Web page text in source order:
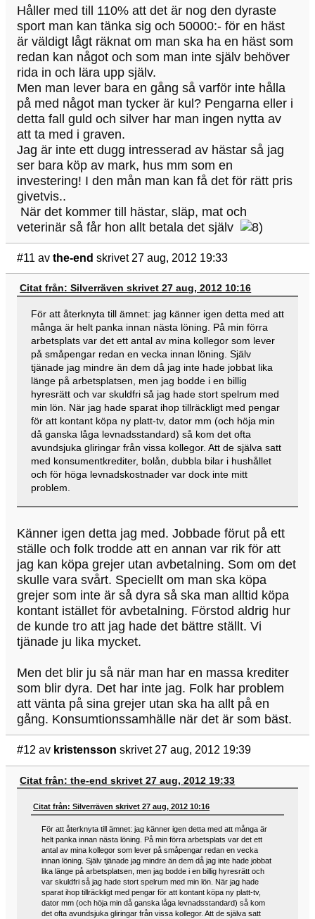
Håller med till 110% att det är nog den dyraste
sport man kan tänka sig och 50000:- för en häst
är väldigt lågt räknat om man ska ha en häst som
redan kan något och som man inte själv behöver
rida in och lära upp själv.
Men man lever bara en gång så varför inte hålla
på med något man tycker är kul? Pengarna eller i
detta fall guld och silver har man ingen nytta av
att ta med i graven.
Jag är inte ett dugg intresserad av hästar så jag
ser bara köp av mark, hus mm som en
investering! I den mån man kan få det för rätt pris
givetvis..
När det kommer till hästar, släp, mat och
veterinär så får hon allt betala det själv
#11 av the-end skrivet 27 aug, 2012 19:33
Citat från: Silverräven skrivet 27 aug, 2012 10:16
För att återknyta till ämnet: jag känner igen detta med att
många är helt panka innan nästa löning. På min förra
arbetsplats var det ett antal av mina kollegor som lever
på småpengar redan en vecka innan löning. Själv
tjänade jag mindre än dem då jag inte hade jobbat lika
länge på arbetsplatsen, men jag bodde i en billig
hyresrätt och var skuldfri så jag hade stort spelrum med
min lön. När jag hade sparat ihop tillräckligt med pengar
för att kontant köpa ny platt-tv, dator mm (och höja min
då ganska låga levnadsstandard) så kom det ofta
avundsjuka gliringar från vissa kollegor. Att de själva satt
med konsumentkrediter, bolån, dubbla bilar i hushållet
och för höga levnadskostnader var dock inte mitt
problem.
Känner igen detta jag med. Jobbade förut på ett
ställe och folk trodde att en annan var rik för att
jag kan köpa grejer utan avbetalning. Som om det
skulle vara svårt. Speciellt om man ska köpa
grejer som inte är så dyra så ska man alltid köpa
kontant istället för avbetalning. Förstod aldrig hur
de kunde tro att jag hade det bättre ställt. Vi
tjänade ju lika mycket.
Men det blir ju så när man har en massa krediter
som blir dyra. Det har inte jag. Folk har problem
att vänta på sina grejer utan ska ha allt på en
gång. Konsumtionssamhälle när det är som bäst.
#12 av kristensson skrivet 27 aug, 2012 19:39
Citat från: the-end skrivet 27 aug, 2012 19:33
Citat från: Silverräven skrivet 27 aug, 2012 10:16
För att återknyta till ämnet: jag känner igen detta med att många är
helt panka innan nästa löning. På min förra arbetsplats var det ett
antal av mina kollegor som lever på småpengar redan en vecka
innan löning. Själv tjänade jag mindre än dem då jag inte hade jobbat
lika länge på arbetsplatsen, men jag bodde i en billig hyresrätt och
var skuldfri så jag hade stort spelrum med min lön. När jag hade
sparat ihop tillräckligt med pengar för att kontant köpa ny platt-tv,
dator mm (och höja min då ganska låga levnadsstandard) så kom
det ofta avundsjuka gliringar från vissa kollegor. Att de själva satt